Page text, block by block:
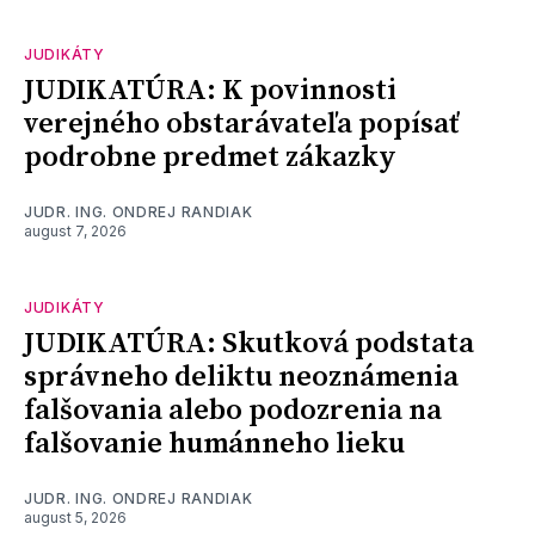
JUDIKÁTY
JUDIKATÚRA: K povinnosti
verejného obstarávateľa popísať
podrobne predmet zákazky
JUDR. ING. ONDREJ RANDIAK
august 7, 2026
JUDIKÁTY
JUDIKATÚRA: Skutková podstata
správneho deliktu neoznámenia
falšovania alebo podozrenia na
falšovanie humánneho lieku
JUDR. ING. ONDREJ RANDIAK
august 5, 2026